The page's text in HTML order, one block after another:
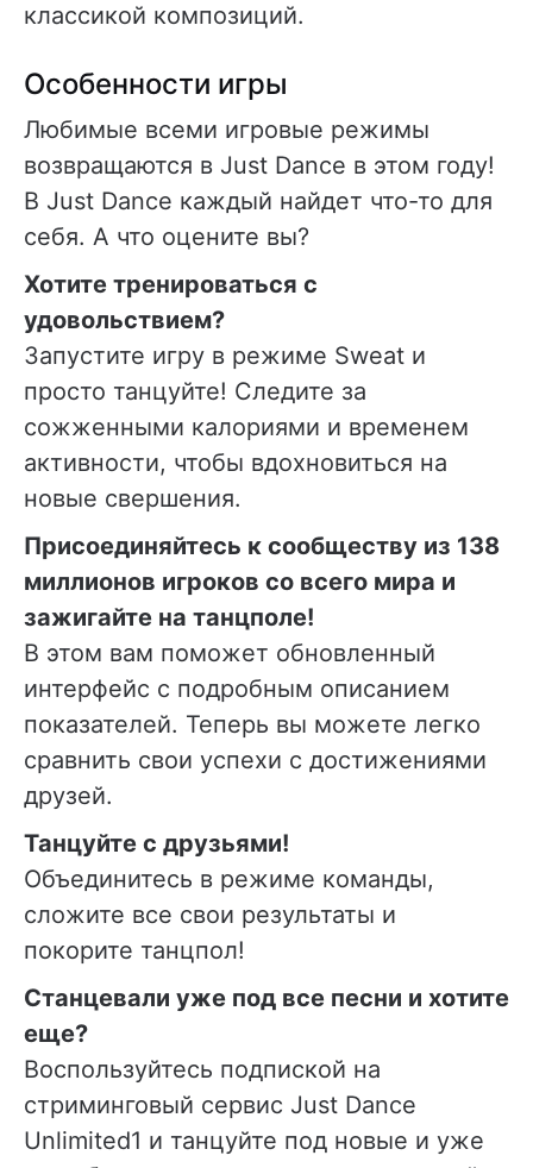
классикой композиций.
Особенности игры
Любимые всеми игровые режимы
возвращаются в Just Dance в этом году!
В Just Dance каждый найдет что-то для
себя. А что оцените вы?
Хотите тренироваться с
удовольствием?
Запустите игру в режиме Sweat и
просто танцуйте! Следите за
сожженными калориями и временем
активности, чтобы вдохновиться на
новые свершения.
Присоединяйтесь к сообществу из 138
миллионов игроков со всего мира и
зажигайте на танцполе!
В этом вам поможет обновленный
интерфейс с подробным описанием
показателей. Теперь вы можете легко
сравнить свои успехи с достижениями
друзей.
Танцуйте с друзьями!
Объединитесь в режиме команды,
сложите все свои результаты и
покорите танцпол!
Станцевали уже под все песни и хотите
еще?
Воспользуйтесь подпиской на
стриминговый сервис Just Dance
Unlimited1 и танцуйте под новые и уже